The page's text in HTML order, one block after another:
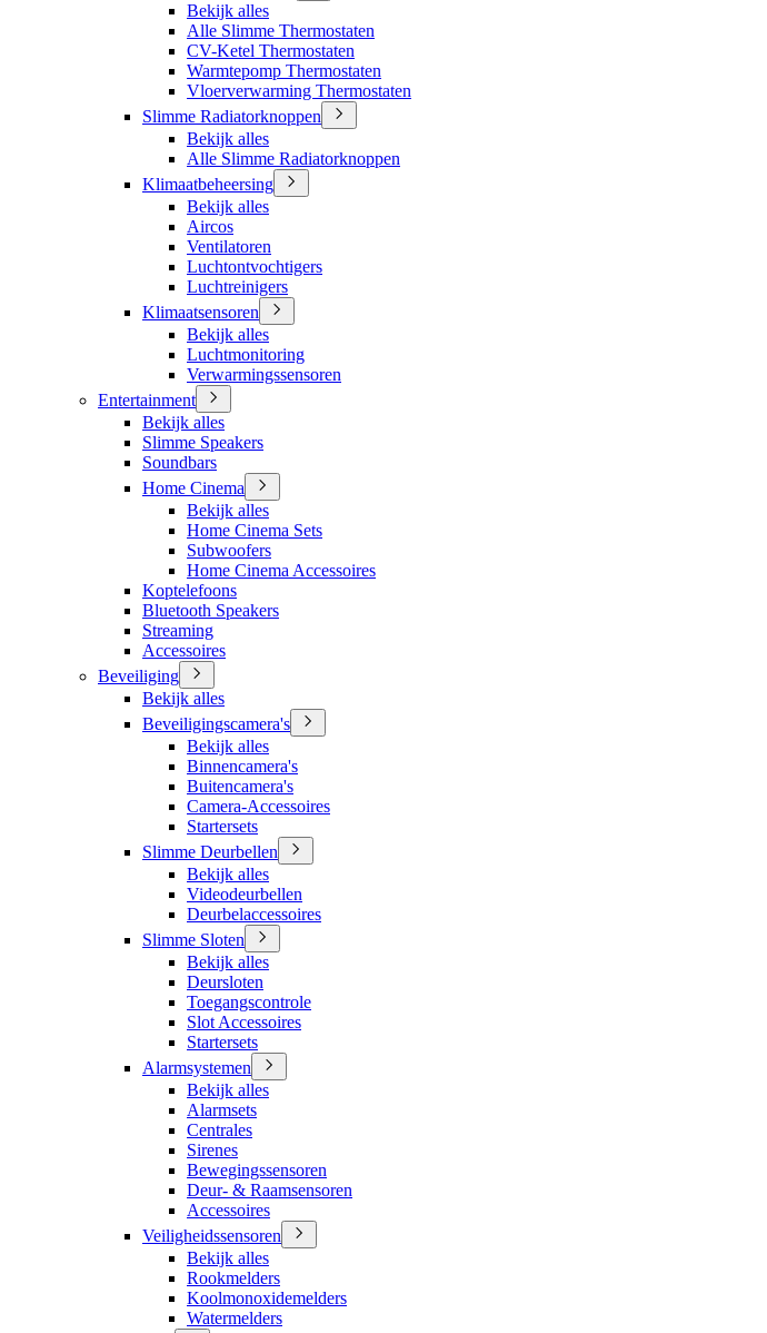
Bekijk alles
Alle Slimme Thermostaten
CV-Ketel Thermostaten
Warmtepomp Thermostaten
Vloerverwarming Thermostaten
Slimme Radiatorknoppen
Bekijk alles
Alle Slimme Radiatorknoppen
Klimaatbeheersing
Bekijk alles
Aircos
Ventilatoren
Luchtontvochtigers
Luchtreinigers
Klimaatsensoren
Bekijk alles
Luchtmonitoring
Verwarmingssensoren
Entertainment
Bekijk alles
Slimme Speakers
Soundbars
Home Cinema
Bekijk alles
Home Cinema Sets
Subwoofers
Home Cinema Accessoires
Koptelefoons
Bluetooth Speakers
Streaming
Accessoires
Beveiliging
Bekijk alles
Beveiligingscamera's
Bekijk alles
Binnencamera's
Buitencamera's
Camera-Accessoires
Startersets
Slimme Deurbellen
Bekijk alles
Videodeurbellen
Deurbelaccessoires
Slimme Sloten
Bekijk alles
Deursloten
Toegangscontrole
Slot Accessoires
Startersets
Alarmsystemen
Bekijk alles
Alarmsets
Centrales
Sirenes
Bewegingssensoren
Deur- & Raamsensoren
Accessoires
Veiligheidssensoren
Bekijk alles
Rookmelders
Koolmonoxidemelders
Watermelders